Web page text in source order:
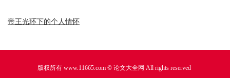
帝王光环下的个人情怀
版权所有 www.11665.com © 论文大全网 All rights reserved